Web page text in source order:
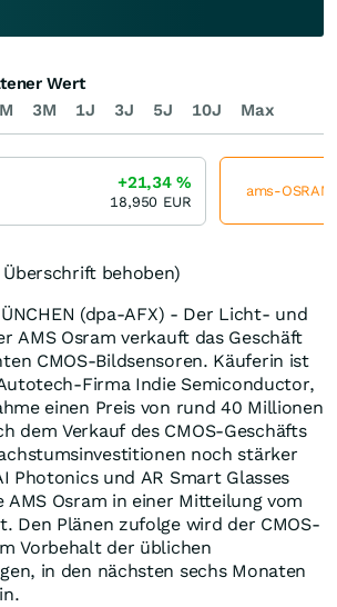
behoben)
(dpa-AFX) - Der Licht- und
AMS Osram verkauft das Geschäft
CMOS-Bildsensoren. Käuferin ist
Firma Indie Semiconductor,
einen Preis von rund 40 Millionen
dem Verkauf des CMOS-Geschäfts
noch stärker
Photonics und AR Smart Glasses
Osram in einer Mitteilung vom
Den Plänen zufolge wird der CMOS-
Vorbehalt der üblichen
in den nächsten sechs Monaten
3M 1J 3J 5J 10J Max
Wert
+21,34%
18,950 EUR
ams-